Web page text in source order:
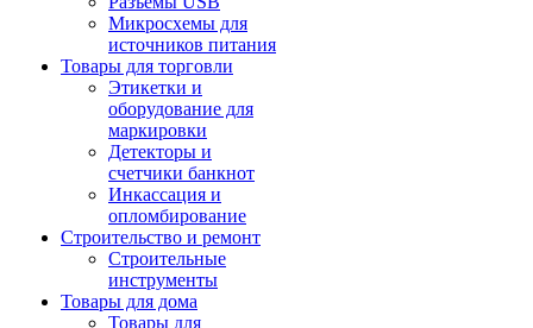
Микросхемы для
источников питания
Товары для торговли
Этикетки и
оборудование для
маркировки
Детекторы и
счетчики банкнот
Инкассация и
опломбирование
Строительство и ремонт
Строительные
инструменты
Товары для дома
Товары для